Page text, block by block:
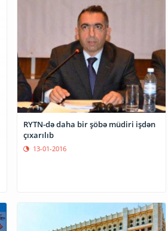
RYTN-də daha bir şöbə müdiri işdən
çıxarılıb
13-01-2016